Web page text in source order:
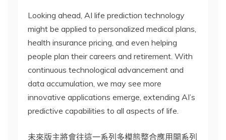
Looking ahead, AI life prediction technology
might be applied to personalized medical plans,
health insurance pricing, and even helping
people plan their careers and retirement. With
continuous technological advancement and
data accumulation, we may see more
innovative applications emerge, extending AI’s
predictive capabilities to all aspects of life.
未來版主將會往這一系列多模態整合應用開系列